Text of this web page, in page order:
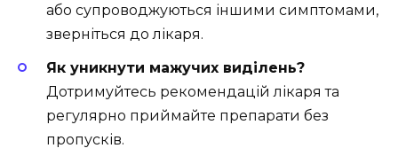
або супроводжуються іншими симптомами,
зверніться до лікаря.
Як уникнути мажучих виділень?
Дотримуйтесь рекомендацій лікаря та
регулярно приймайте препарати без
пропусків.